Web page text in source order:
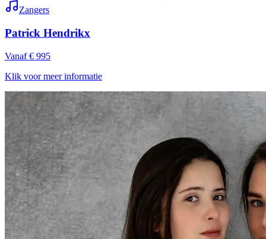
Zangers
Patrick Hendrikx
Vanaf € 995
Klik voor meer informatie